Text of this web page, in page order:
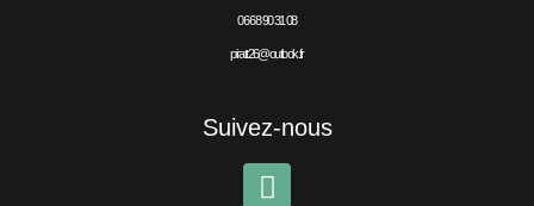
06 68 90 31 08
piratt26@outlook.fr
Suivez-nous